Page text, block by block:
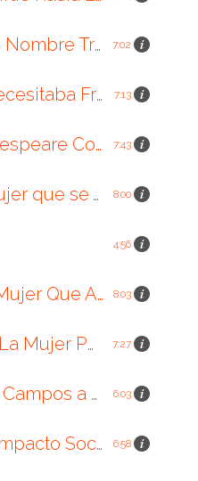
El Hombre Cuyo Nombre Tremino Covertido en Insulto. 7:02
La Reina Que Necesitaba Francia Para Odiar. 7:13
El Rey Que Shakespeare Convirtió en Monstruo. 7:43
Wu Zetian,La Mujer que se Atrevio a Convertirse en Emperador. 8:00
4:56
Livia Drusila.La Mujer Que Aprendio a Gobernar Desde La Sombra. 8:03
Wallis Simpson,La Mujer Por La Que Un Rey Renuncio al Trono. 7:27
La Boina de Los Campos a La Revolución. 6:03
La Prostitucion,Impacto Social,Economico y Social. 6:58